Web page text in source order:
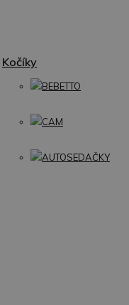
Kočíky
BEBETTO
CAM
AUTOSEDAČKY